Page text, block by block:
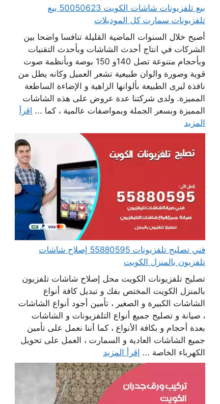
بيع تلفزيونات شاشات الكويت 50050623 بيع
تلفزيونات سمارت كل الموديلات
أصبح خلال السنوات الماضية القليلة تنافسا واضحا بين
الشركات في انتاج أحدث الشاشات وبأحدث التقنيات
وبأحجام متنوعة تصل 140و 150 بوصة وبأنظمة صوت
قوية وصورة والوان طبيعية تشعر العميل وكانه يطل من
نافذة ليرى الطبيعة بألوانها الزاهية و الإضاءة الساطعة
المميزة. ولدى شركتنا عدة عروض على هذه الشاشات
المميزة وبسعر الجملة وبمواصفات عالمية ، كما ... اقرأ
المزيد
فني تصليح تلفزيونات 55880595 إصلاح شاشات
تلفزيون بالمنزل الكويت
تصليح تلفزيونات الكويت محل إصلاح شاشات تلفزيون
بالمنزل الكويت المختص بفك و تبديل كافة أنواع
الشاشات الكبيرة و الصغير ، تأمين أجود أنواع الشاشات
، صيانة و تصليح جميع أنواع التلفزيونات و الشاشات
بعدة أحجام و بكافة الأنواع ، كما أننا نعمل على تأمين
جميع الشاشات العادية و السمارت ، العمل على تحويل
الكهرباء الخاصة ... اقرأ المزيد